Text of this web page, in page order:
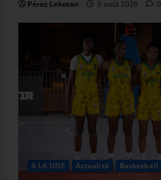
Pérez Lekotan 6 août 2026 0
A LA UNE Actualité Basketball